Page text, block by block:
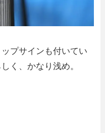
プサインも付いてい
く、かなり浅め。